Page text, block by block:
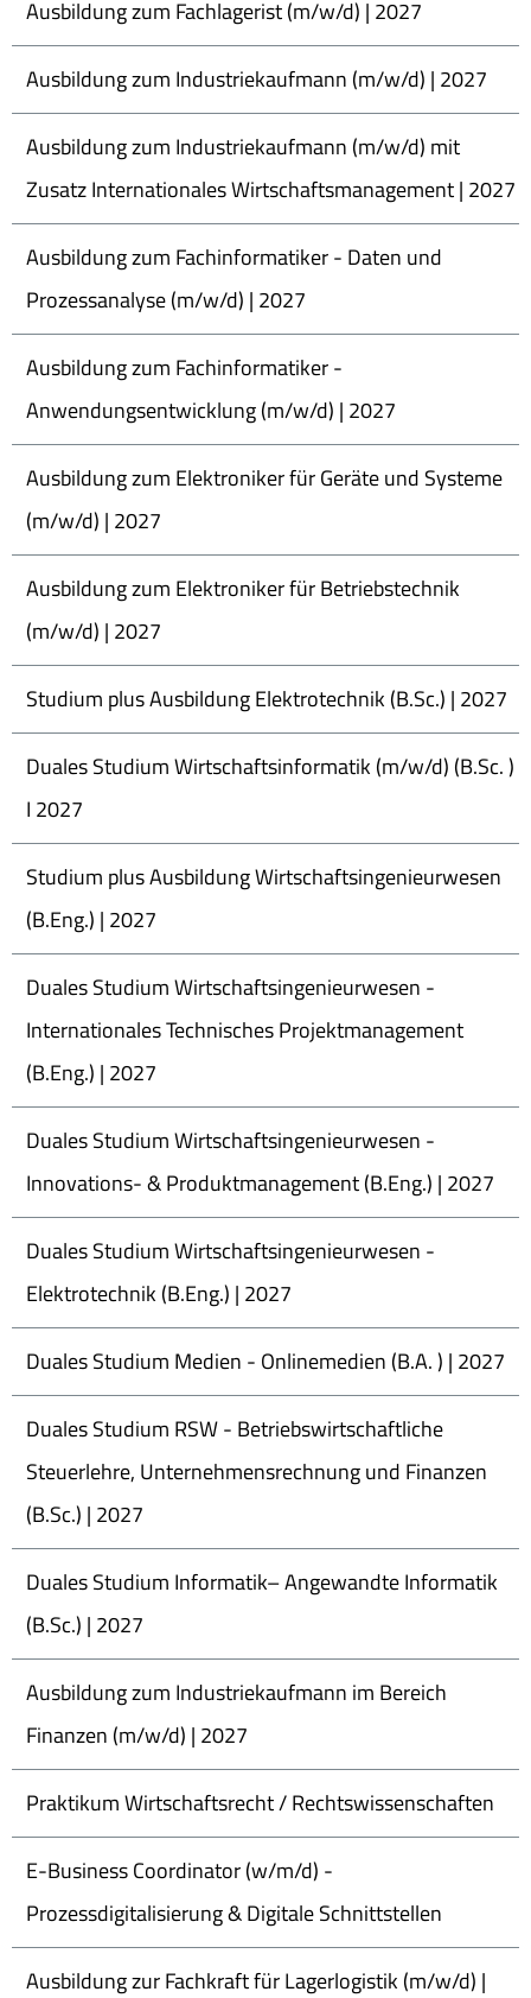
Ausbildung zum Fachlagerist (m/w/d) | 2027
Ausbildung zum Industriekaufmann (m/w/d) | 2027
Ausbildung zum Industriekaufmann (m/w/d) mit
Zusatz Internationales Wirtschaftsmanagement | 2027
Ausbildung zum Fachinformatiker - Daten und
Prozessanalyse (m/w/d) | 2027
Ausbildung zum Fachinformatiker -
Anwendungsentwicklung (m/w/d) | 2027
Ausbildung zum Elektroniker für Geräte und Systeme
(m/w/d) | 2027
Ausbildung zum Elektroniker für Betriebstechnik
(m/w/d) | 2027
Studium plus Ausbildung Elektrotechnik (B.Sc.) | 2027
Duales Studium Wirtschaftsinformatik (m/w/d) (B.Sc. )
I 2027
Studium plus Ausbildung Wirtschaftsingenieurwesen
(B.Eng.) | 2027
Duales Studium Wirtschaftsingenieurwesen -
Internationales Technisches Projektmanagement
(B.Eng.) | 2027
Duales Studium Wirtschaftsingenieurwesen -
Innovations- & Produktmanagement (B.Eng.) | 2027
Duales Studium Wirtschaftsingenieurwesen -
Elektrotechnik (B.Eng.) | 2027
Duales Studium Medien - Onlinemedien (B.A. ) | 2027
Duales Studium RSW - Betriebswirtschaftliche
Steuerlehre, Unternehmensrechnung und Finanzen
(B.Sc.) | 2027
Duales Studium Informatik– Angewandte Informatik
(B.Sc.) | 2027
Ausbildung zum Industriekaufmann im Bereich
Finanzen (m/w/d) | 2027
Praktikum Wirtschaftsrecht / Rechtswissenschaften
E-Business Coordinator (w/m/d) -
Prozessdigitalisierung & Digitale Schnittstellen
Ausbildung zur Fachkraft für Lagerlogistik (m/w/d) |